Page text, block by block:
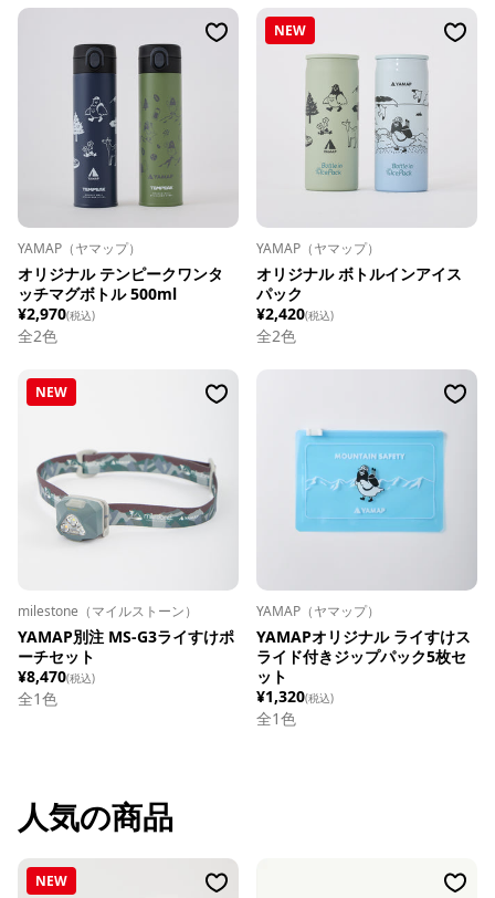
YAMAP（ヤマップ）
オリジナル テンピークワンタ
ッチマグボトル 500ml
¥2,970(税込)
全2色
NEW
YAMAP（ヤマップ）
オリジナル ボトルインアイス
パック
¥2,420(税込)
全2色
NEW
milestone（マイルストーン）
YAMAP別注 MS-G3ライすけポ
ーチセット
¥8,470(税込)
全1色
YAMAP（ヤマップ）
YAMAPオリジナル ライすけス
ライド付きジップパック5枚セ
ット
¥1,320(税込)
全1色
人気の商品
NEW